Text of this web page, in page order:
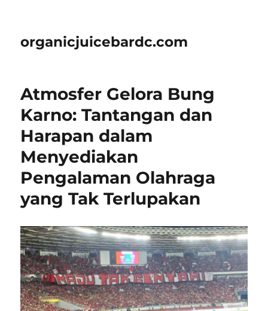
organicjuicebardc.com
Atmosfer Gelora Bung
Karno: Tantangan dan
Harapan dalam
Menyediakan
Pengalaman Olahraga
yang Tak Terlupakan